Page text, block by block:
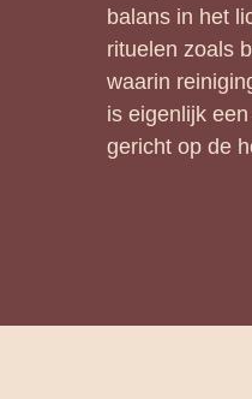
balans in het
rituelen zoals
waarin
is eigenlijk
gericht op de